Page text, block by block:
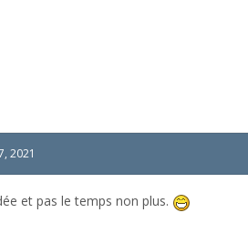
2021
et pas le temps non plus.